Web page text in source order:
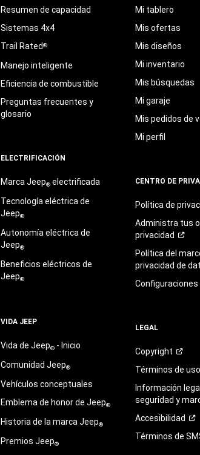
Resumen de capacidad
Sistemas 4x4
Trail Rated®
Manejo inteligente
Eficiencia de combustible
Preguntas frecuentes y
glosario
ELECTRIFICACIÓN
Marca Jeep®electrificada
Tecnología eléctrica de
Jeep®
Autonomía eléctrica de
Jeep®
Beneficios eléctricos de
Jeep®
VIDA JEEP
Vida de Jeep®- Inicio
Comunidad Jeep®
Vehículos conceptuales
Emblema de honor de Jeep®
Historia de la marca Jeep®
Premios Jeep®
Mi tablero
Mis ofertas
Mis diseños
Mi inventario
Mis búsquedas
Mi garaje
Mis pedidos de
Mi perfil
CENTRO DE
Política de
Administra tus
privacidad
Política del
privacidad de
Configuraciones
LEGAL
Copyright
Términos deuso
Información
seguridad y
Accesibilidad
Términos de